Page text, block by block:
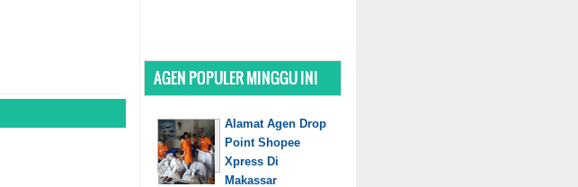
AGEN POPULER MINGGU INI
Alamat Agen Drop
Point Shopee
Xpress Di
Makassar